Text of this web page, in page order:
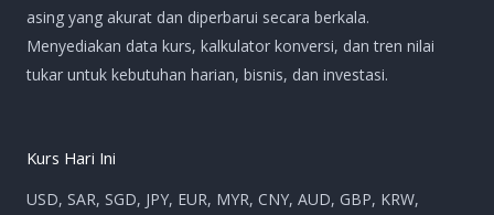
asing yang akurat dan diperbarui secara berkala.
Menyediakan data kurs, kalkulator konversi, dan tren nilai
tukar untuk kebutuhan harian, bisnis, dan investasi.
Kurs Hari Ini
USD, SAR, SGD, JPY, EUR, MYR, CNY, AUD, GBP, KRW,